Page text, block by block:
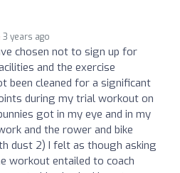
3 years ago
chosen not to sign up for
and the exercise
been cleaned for a significant
during my trial workout on
got in my eye and in my
and the rower and bike
dust 2) I felt as though asking
workout entailed to coach